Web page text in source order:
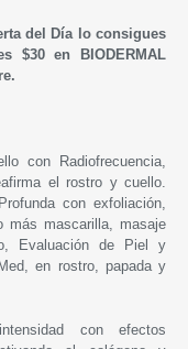
del Día lo consigues
$30 en BIODERMAL
con Radiofrecuencia,
el rostro y cuello.
con exfoliación,
más mascarilla, masaje
Evaluación de Piel y
en rostro, papada y
con efectos